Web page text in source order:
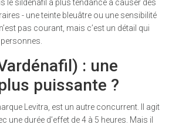
le sildénafil a plus tendance à causer des
- une teinte bleuâtre ou une sensibilité
pas courant, mais c’est un détail qui
: une
puissante ?
Levitra, est un autre concurrent. Il agit
une durée d’effet de 4 à 5 heures. Mais il